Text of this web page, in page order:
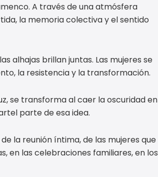
A través de una atmósfera
la memoria colectiva y el sentido
alhajas brillan juntas. Las mujeres se
la resistencia y la transformación.
se transforma al caer la oscuridad en
parte de esa idea.
la reunión íntima, de las mujeres que
en las celebraciones familiares, en los